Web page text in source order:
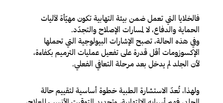
فالخلايا التي تعمل ضمن بيئة التهابية تكون مهيّأة لآليات
الحماية والدفاع، لا لمسارات الإصلاح والتجدّد.
وفي هذه الحالة، تصبح الإشارات البيولوجية التي تحملها
الإكسوزومات أقل قدرة على تفعيل عمليات الترميم بكفاءة،
لأن الجلد لم يدخل بعد مرحلة التعافي الفعلي.
ولهذا، تُعدّ الاستشارة الطبية خطوة أساسية لتقييم حالة